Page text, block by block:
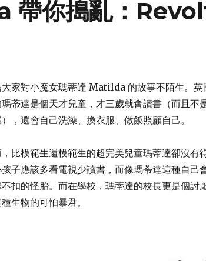
帶你搗亂：
家對小魔女瑪蒂達 Matilda 的故事不陌生。英
蒂達是個天才兒童，才三歲就會讀書（而且不
，還會自己洗澡、換衣服、做飯照顧自己。
比模範生還模範生的超完美兒童瑪蒂達卻沒有
子應該多看電視少讀書，而像瑪蒂達這種自己
扣的怪胎。而在學校，瑪蒂達的校長更是個討
生物的可怕暴君。